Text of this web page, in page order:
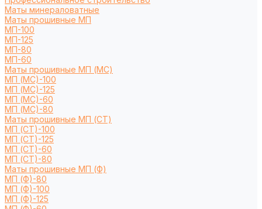
Маты минераловатные
Маты прошивные МП
МП-100
МП-125
МП-80
МП-60
Маты прошивные МП (МС)
МП (МС)-100
МП (МС)-125
МП (МС)-60
МП (МС)-80
Маты прошивные МП (СТ)
МП (СТ)-100
МП (СТ)-125
МП (СТ)-60
МП (СТ)-80
Маты прошивные МП (Ф)
МП (Ф)-80
МП (Ф)-100
МП (Ф)-125